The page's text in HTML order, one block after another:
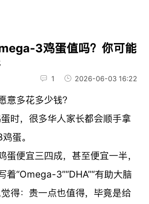
3鸡蛋值吗？你可能
1 2026-06-03 16:22
意多花多少钱？
时，很多华人家长都会顺手拿
蛋。
蛋便宜三四成，甚至便宜一半，
着“Omega-3”“DHA”“有助大脑
得：贵一点也值得，毕竟是给